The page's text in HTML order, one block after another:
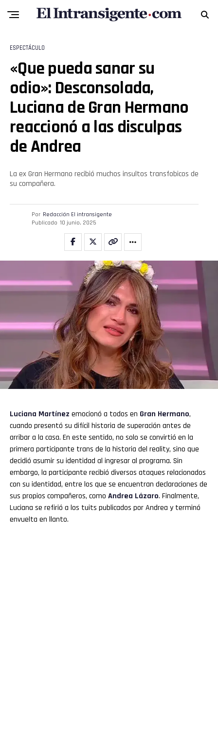
ESPECTÁCULO
«Que pueda sanar su
odio»: Desconsolada,
Luciana de Gran Hermano
reaccionó a las disculpas
de Andrea
La ex Gran Hermano recibió muchos insultos transfobicos de
su compañera.
Por Redacción El intransigente
Publicado 10 junio, 2025
Luciana Martínez emocionó a todos en Gran Hermano,
cuando presentó su difícil historia de superación antes de
arribar a la casa. En este sentido, no solo se convirtió en la
primera participante trans de la historia del reality, sino que
decidió asumir su identidad al ingresar al programa. Sin
embargo, la participante recibió diversos ataques relacionados
con su identidad, entre los que se encuentran declaraciones de
sus propios compañeros, como Andrea Lázaro. Finalmente,
Luciana se refirió a los tuits publicados por Andrea y terminó
envuelta en llanto.
Flipboard
Reddit
Pinterest
Whatsapp
Email